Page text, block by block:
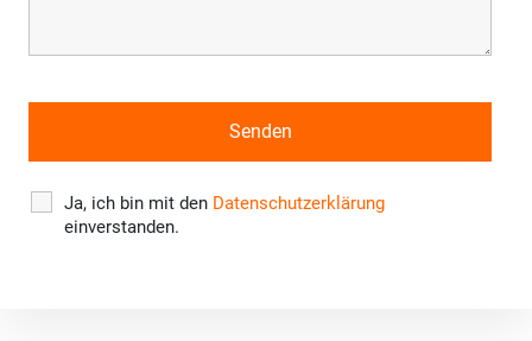
Ja, ich bin mit den Datenschutzerklärung
einverstanden.